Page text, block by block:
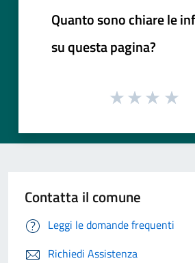
Quanto sono chiare le
su questa pagina?
Contatta il comune
Leggi le domande frequenti
Richiedi Assistenza